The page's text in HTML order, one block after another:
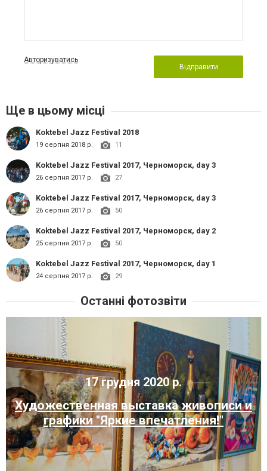
Авторизуватись
Відправити
Ще в цьому місці
Koktebel Jazz Festival 2018
19 серпня 2018 р. 11
Koktebel Jazz Festival 2017, Черноморск, day 3
26 серпня 2017 р. 27
Koktebel Jazz Festival 2017, Черноморск, day 3
26 серпня 2017 р. 50
Koktebel Jazz Festival 2017, Черноморск, day 2
25 серпня 2017 р. 50
Koktebel Jazz Festival 2017, Черноморск, day 1
24 серпня 2017 р. 29
Останні фотозвіти
17 грудня 2020 р.
Художественная выставка живописи и
графики "Яркие впечатления!"